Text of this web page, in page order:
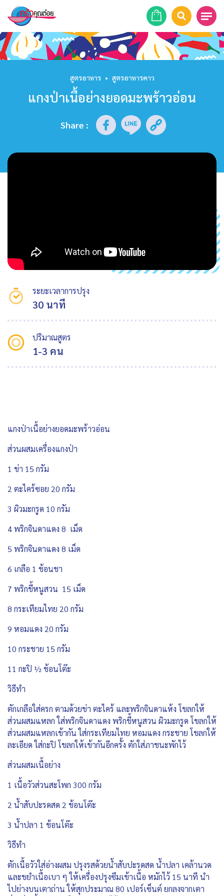
หน้าแรก
ร้านอาหาร
รายการย้อนหลัง
สูตรอาหาร • สูตรอาหารคาว
แกงป่าเนื้อย่างยอดมะพร้าวอ่อน
Share :
ระยะเวลาการปรุง
30 นาที
ปริมาณสูตร
1-3 คน
แกงป่าเนื้อย่างยอดมะพร้าวอ่อน
ส่วนผสมเครื่องแกงป่า
1 ข่า 15 กรัม
2 ตะไคร้ซอย 20 กรัม
3 ผิวมะกรูด 10 กรัม
4 พริกจินดาแดง 8 เม็ด
5 พริกจินดาแดง 8 เม็ด
6 เกลือ 1 ช้อนชา
7 พริกขี้หนูสวน 15 เม็ด
8 กระเทียมไทย 20 กรัม
9 หอมแดง 20 กรัม
10 กระชาย 15 กรัม
11 กะปิ ½ ช้อนโต๊ะ
วิธีทำ
ตักเกลือใส่ครก ตามด้วยข่า ตะไคร้ และพริกจินดาแห้ง โขลกให้
ส่วนผสมแหลก ใส่พริกจินดาแดง พริกขี้หนูสวน ผิวมะกรูด โขลกให้
ส่วนผสมแหลกเข้ากัน ใส่กระเทียมไทย หอมแดง กระชาย โขลกให้
ละเอียด ใส่กะปิ โขลกให้เข้ากันอีกครั้ง ตักใส่ภาชนะพักไว้
ส่วนผสมเนื้อย่าง
1 เนื้อวัวส่วนสะโพก 300 กรัม
2 น้ำสับปะรดสด 2 ช้อนโต๊ะ
3 น้ำปลา 1 ช้อนโต๊ะ
วิธีทำ
ตักเนื้อวัวใส่อ่างผสม ปรุงรสด้วยน้ำสับปะรดสด น้ำปลา เคล้านวด
และขยำเนื้อเบา ๆ ให้เครื่องปรุงซึมเข้าเนื้อ หมักไว้ 15 นาที นำ
ไปย่างบนเตาถ่าน ให้สุกประมาณ 80 เปอร์เซ็นต์ ยกลงจากเตา